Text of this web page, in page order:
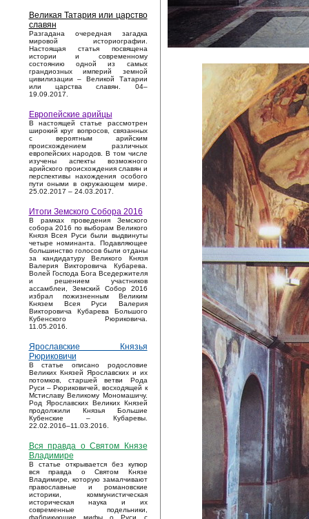
Великая Татария или царство
славян
Разгадана очередная загадка
мировой историографии.
Настоящая статья посвящена
истории и современному
состоянию одной из самых
грандиозных империй земной
цивилизации – Великой Татарии
или царства славян. 04–
19.09.2017.
Европейские арийцы
В настоящей статье рассмотрен
широкий круг вопросов, связанных
с вероятным арийским
происхождением различных
европейских народов. В том числе
изучены аспекты возможного
арийского происхождения славян и
перспективы нахождения особого
пути оными в окружающем мире.
25.02.2017 – 24.03.2017.
Итоги Земского Собора 2016
В рамках проведения Земского
собора 2016 по выборам Великого
Князя Всея Руси были выдвинуты
четыре номинанта. Подавляющее
большинство голосов были отданы
за кандидатуру Великого Князя
Валерия Викторовича Кубарева.
Волей Господа Бога Вседержителя
и решением участников
ассамблеи, Земский Собор 2016
избрал пожизненным Великим
Князем Всея Руси Валерия
Викторовича Кубарева Большого
Кубенского Рюриковича.
11.05.2016.
Ярославские Князья
Рюриковичи
В статье описано родословие
Великих Князей Ярославских и их
потомков, старшей ветви Рода
Руси – Рюриковичей, восходящей к
Мстиславу Великому Мономашичу.
Род Ярославских Великих Князей
продолжили Князья Большие
Кубенские – Кубаревы.
22.02.2016–11.03.2016.
Вся правда о Святом Князе
Владимире
В статье открывается без купюр
вся правда о Святом Князе
Владимире, которую замалчивают
православные и романовские
историки, коммунистическая
историческая наука и их
современные подельники,
фабрикующие мифы о Руси с